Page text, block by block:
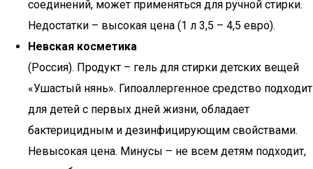
соединений, может применяться для ручной стирки.
Недостатки – высокая цена (1 л 3,5 – 4,5 евро).
Невская косметика
(Россия). Продукт – гель для стирки детских вещей
«Ушастый нянь». Гипоаллергенное средство подходит
для детей с первых дней жизни, обладает
бактерицидным и дезинфицирующим свойствами.
Невысокая цена. Минусы – не всем детям подходит,